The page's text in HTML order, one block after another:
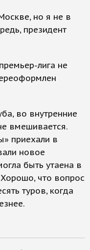
но я не в
президент
лига не
во внутренние
вмешивается.
приехали в
новое
быть утаена в
что вопрос
туров, когда